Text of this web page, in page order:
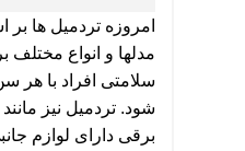
امروزه تردمیل ها بر
مدلها و انواع مختلف
سلامتی افراد با هر
شود. تردمیل نیز
برقی دارای لوازم